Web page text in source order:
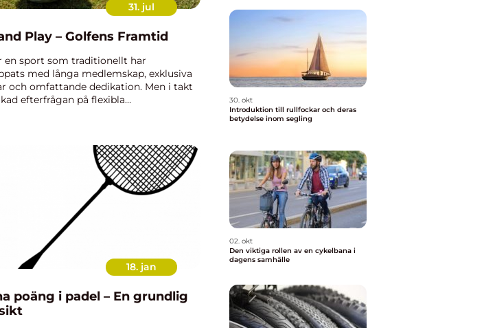
31. jul
Play – Golfens Framtid
en sport som traditionellt har
med långa medlemskap, exklusiva
och omfattande dedikation. Men i takt
efterfrågan på flexibla
18. jan
poäng i padel – En grundlig
30. okt
Introduktion till rullfockar och deras
betydelse inom segling
02. okt
Den viktiga rollen av en cykelbana i
dagens samhälle